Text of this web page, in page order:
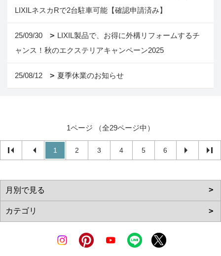
LIXILネスカRで2台駐車可能【確認申請済み】
25/09/30
LIXIL製品で、お得に外構リフォームするチ
ャンス！秋のエクステリアキャンペーン2025
25/08/12 夏季休業のお知らせ
1ページ （全29ページ中）
1 2 3 4 5 6